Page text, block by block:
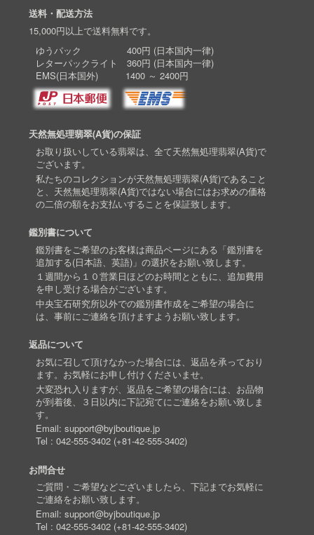
送料・配送方法
15,000円以上で送料無料です。
ゆうパック 400円 (日本国内一律)
レターパックライト 360円 (日本国内一律)
EMS(日本国外) 1400 ～ 2400円
天然無処理翡翠(A貨)の保証
お取り扱いしている翡翠は、全て天然無処理翡翠(A貨)で
ございます。
私たちのコレクションが天然無処理翡翠(A貨)であること
と、天然無処理翡翠(A貨)ではない場合にはお求めの価格
の二倍の額をお支払いすることを保証致します。
鑑別書について
鑑別書をご希望のお客様は商品ページにある「鑑別書を
追加する(日本語、英語)」の選択をお願い致します。
１週間から１０営業日ほどのお時間とともに、追加費用
を申し受ける場合がございます。
中央宝石研究所以外での鑑別書作成をご希望の場合に
は、事前にご連絡を頂けますようお願い致します。
返品について
お気に召して頂けなかった場合には、返品を承っており
ます。お気軽にお申し付けくださいませ。
大変恐れ入りますが、返品をご希望の場合には、お品物
が到着後、３日以内に下記宛てにご連絡をお願い致しま
す。
Email: support@byjboutique.jp
Tel : 042-555-3402(+81-42-555-3402)
お問合せ
ご質問・ご希望などございましたら、下記までお気軽に
ご連絡をお願い致します。
Email: support@byjboutique.jp
Tel : 042-555-3402(+81-42-555-3402)